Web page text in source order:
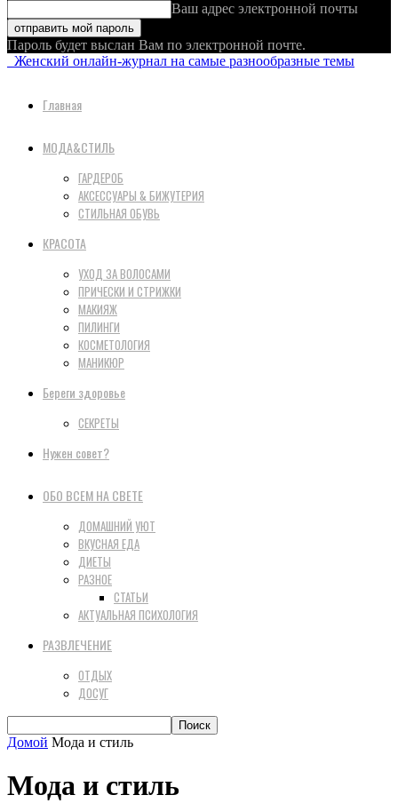
Ваш адрес электронной почты
Пароль будет выслан Вам по электронной почте.
Женский онлайн-журнал на самые разнообразные темы
Главная
МОДА&СТИЛЬ
ГАРДЕРОБ
АКСЕССУАРЫ & БИЖУТЕРИЯ
СТИЛЬНАЯ ОБУВЬ
КРАСОТА
УХОД ЗА ВОЛОСАМИ
ПРИЧЕСКИ И СТРИЖКИ
МАКИЯЖ
ПИЛИНГИ
КОСМЕТОЛОГИЯ
МАНИКЮР
Береги здоровье
СЕКРЕТЫ
Нужен совет?
ОБО ВСЕМ НА СВЕТЕ
ДОМАШНИЙ УЮТ
ВКУСНАЯ ЕДА
ДИЕТЫ
РАЗНОЕ
СТАТЬИ
АКТУАЛЬНАЯ ПСИХОЛОГИЯ
РАЗВЛЕЧЕНИЕ
ОТДЫХ
ДОСУГ
Домой Мода и стиль
Мода и стиль